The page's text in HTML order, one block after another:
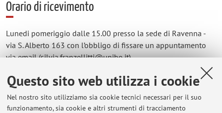
Questo sito web utilizza i cookie
Nel nostro sito utilizziamo sia cookie tecnici necessari per il suo
funzionamento, sia cookie e altri strumenti di tracciamento
Orario di ricevimento
Lunedi pomeriggio dalle 15.00 presso la sede di Ravenna -
via S. Alberto 163 con l’obbligo di fissare un appuntamento
via email (silvia.franzellitti@unibo.it)
Ultimi avvisi